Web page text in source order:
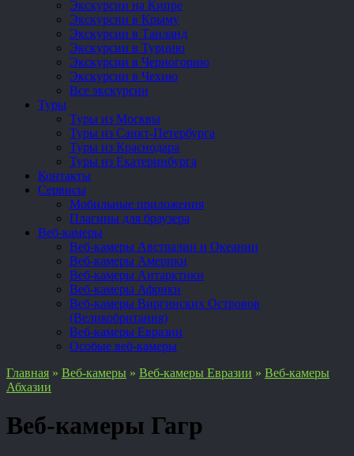
Экскурсии на Кипре
Экскурсии в Крыму
Экскурсии в Таиланд
Экскурсии в Турцию
Экскурсии в Черногорию
Экскурсии в Чехию
Все экскурсии
Туры
Туры из Москвы
Туры из Санкт-Петербурга
Туры из Краснодара
Туры из Екатеринбурга
Контакты
Сервисы
Мобильные приложения
Плагины для браузера
Веб-камеры
Веб-камеры Австралии и Океании
Веб-камеры Америки
Веб-камеры Антарктики
Веб-камеры Африки
Веб-камеры Виргинских Островов
(Великобритания)
Веб-камеры Евразии
Особые веб-камеры
Главная » Веб-камеры » Веб-камеры Евразии » Веб-камеры
Абхазии
Веб-камеры Гагр